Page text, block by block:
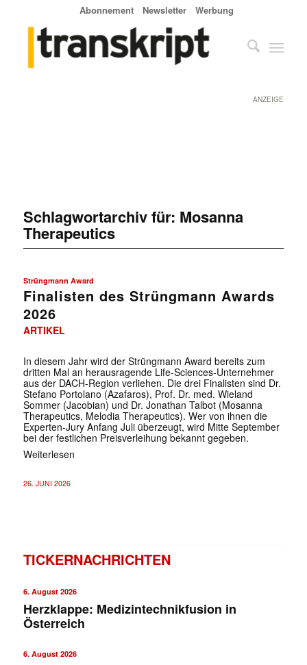
Abonnement Newsletter Werbung
ANZEIGE
Schlagwortarchiv für: Mosanna
Therapeutics
Strüngmann Award
Finalisten des Strüngmann Awards
2026
ARTIKEL
In diesem Jahr wird der Strüngmann Award bereits zum
dritten Mal an herausragende Life-Sciences-Unternehmer
aus der DACH-Region verliehen. Die drei Finalisten sind Dr.
Stefano Portolano (Azafaros), Prof. Dr. med. Wieland
Sommer (Jacobian) und Dr. Jonathan Talbot (Mosanna
Therapeutics, Melodia Therapeutics). Wer von ihnen die
Experten-Jury Anfang Juli überzeugt, wird Mitte September
bei der festlichen Preisverleihung bekannt gegeben.
Weiterlesen
26. JUNI 2026
TICKERNACHRICHTEN
6. August 2026
Herzklappe: Medizintechnikfusion in
Österreich
6. August 2026